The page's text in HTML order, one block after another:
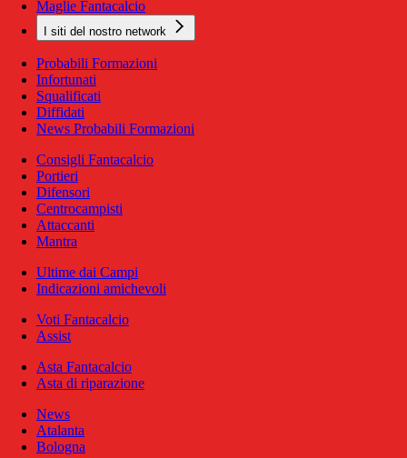
Maglie Fantacalcio
I siti del nostro network
Probabili Formazioni
Infortunati
Squalificati
Diffidati
News Probabili Formazioni
Consigli Fantacalcio
Portieri
Difensori
Centrocampisti
Attaccanti
Mantra
Ultime dai Campi
Indicazioni amichevoli
Voti Fantacalcio
Assist
Asta Fantacalcio
Asta di riparazione
News
Atalanta
Bologna